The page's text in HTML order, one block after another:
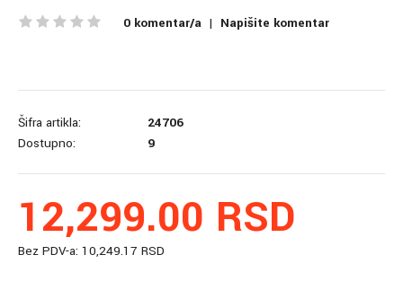
0 komentar/a | Napišite komentar
Šifra artikla:
24706
Dostupno:
9
12,299.00 RSD
Bez PDV-a: 10,249.17 RSD